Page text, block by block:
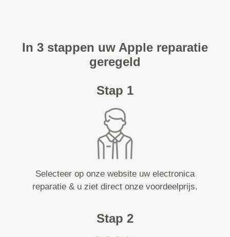
In 3 stappen uw Apple reparatie
geregeld
Stap 1
Selecteer op onze website uw electronica
reparatie & u ziet direct onze voordeelprijs.
Stap 2